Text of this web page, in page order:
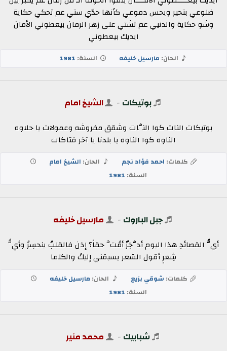
ضلوعي بتحير وبحس دموعي كأنها حدّي ستي عم تحكي حكاية
وشو حكاية والدنيي عم تشتي على زهر الرمان بيعطوني الأمان
ايديك بيعطوني
الحان: مارسيل خليفه السنة: 1981
بوتيكات - الشيخ امام
بوتيكات النات كوا النَّات وشقق مفروشه وعمولات يا حلاوه
الناوه كوا الناوه يا بلدنا يا آخر فتاكات
كلمات: احمد فؤاد نجم الحان: الشيخ امام
السنة: 1981
جبل الباروك - مارسيل خليفه
أيُّ القصائدِ هذا اليوم أدَّخِرٌ أمُتَّ حقاً؟ إذن فالقلبُ ينحسِرُ وأيُّ
شِعرٍ أقول الشعر يسبقني إليكَ والكلما
كلمات: شوقي بزيع الحان: مارسيل خليفه
السنة: 1981
شبابيك - محمد منير